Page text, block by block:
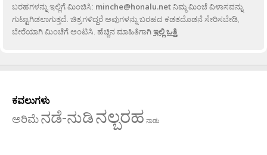
ಬರಹಗಳನ್ನು ಇಲ್ಲಿಗೆ ಮಿಂಚಿಸಿ: minche@honalu.netನಿಮ್ಮ ಮಿಂಚೆ ವಿಳಾಸವನ್ನು
ಗುಟ್ಟಾಗಿಡಲಾಗುತ್ತದೆ. ಚಿತ್ರಗಳಿದ್ದರೆ ಅವುಗಳನ್ನು ಬರಹದ ಕಡತದೊಡನೆ ಸೇರಿಸಬೇಡಿ,
ಬೇರೆಯಾಗಿ ಮಿಂಚೆಗೆ ಅಂಟಿಸಿ. ಹೆಚ್ಚಿನ ಮಾಹಿತಿಗಾಗಿಇಲ್ಲಿ ಒತ್ತಿ.
ಕವಲುಗಳು
ಅರಿಮೆನಡೆ-ನುಡಿನಲ್ಬರಹ ನಾಡು